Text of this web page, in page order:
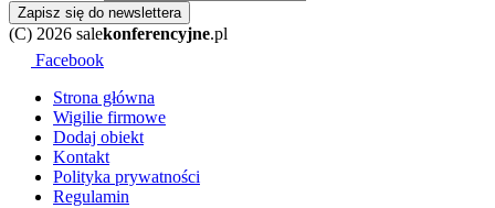
Zapisz się do newslettera
(C) 2026 salekonferencyjne.pl
Facebook
Strona główna
Wigilie firmowe
Dodaj obiekt
Kontakt
Polityka prywatności
Regulamin